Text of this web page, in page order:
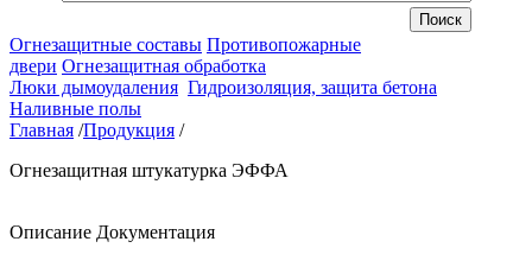
Огнезащитные составы Противопожарные
двери Огнезащитная обработка
Люки дымоудаления Гидроизоляция, защита бетона
Наливные полы
Главная /Продукция /
Огнезащитная штукатурка ЭФФА
Описание Документация